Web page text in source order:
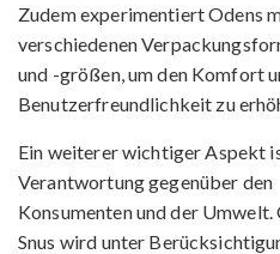
Zudem experimentiert Odens
verschiedenen
und -größen, um den Komfort
Benutzerfreundlichkeit zu
Ein weiterer wichtiger Aspekt
Verantwortung gegenüber den
Konsumenten und der Umwelt.
Snus wird unter